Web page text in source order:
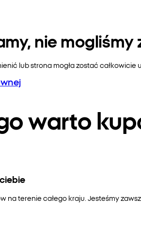
nie
lub strona mogła zostać
warto
na terenie całego kraju. Jesteśmy